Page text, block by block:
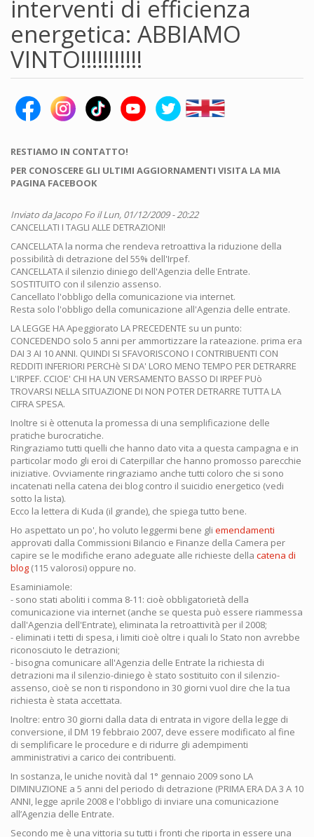
interventi di efficienza
energetica: ABBIAMO
VINTO!!!!!!!!!!!
RESTIAMO IN CONTATTO!
PER CONOSCERE GLI ULTIMI AGGIORNAMENTI VISITA LA MIA
PAGINA FACEBOOK
Inviato daJacopo Fo il Lun, 01/12/2009 - 20:22
CANCELLATI I TAGLI ALLE DETRAZIONI!
CANCELLATA la norma che rendeva retroattiva la riduzione della
possibilità di detrazione del 55% dell'Irpef.
CANCELLATA il silenzio diniego dell'Agenzia delle Entrate.
SOSTITUITO con il silenzio assenso.
Cancellato l'obbligo della comunicazione via internet.
Resta solo l'obbligo della comunicazione all'Agenzia delle entrate.
LA LEGGE HA Apeggiorato LA PRECEDENTE su un punto:
CONCEDENDO solo 5 anni per ammortizzare la rateazione. prima era
DAI 3 AI 10 ANNI. QUINDI SI SFAVORISCONO I CONTRIBUENTI CON
REDDITI INFERIORI PERCHè SI DA' LORO MENO TEMPO PER DETRARRE
L'IRPEF. CCIOE' CHI HA UN VERSAMENTO BASSO DI IRPEF PUò
TROVARSI NELLA SITUAZIONE DI NON POTER DETRARRE TUTTA LA
CIFRA SPESA.
Inoltre si è ottenuta la promessa di una semplificazione delle
pratiche burocratiche.
Ringraziamo tutti quelli che hanno dato vita a questa campagna e in
particolar modo gli eroi di Caterpillar che hanno promosso parecchie
iniziative. Ovviamente ringraziamo anche tutti coloro che si sono
incatenati nella catena dei blog contro il suicidio energetico (vedi
sotto la lista).
Ecco la lettera di Kuda (il grande), che spiega tutto bene.
Ho aspettato un po', ho voluto leggermi bene gli emendamenti
approvati dalla Commissioni Bilancio e Finanze della Camera per
capire se le modifiche erano adeguate alle richieste della catena di
blog (115 valorosi) oppure no.
Esaminiamole:
- sono stati aboliti i comma 8-11: cioè obbligatorietà della
comunicazione via internet (anche se questa può essere riammessa
dall'Agenzia dell'Entrate), eliminata la retroattività per il 2008;
- eliminati i tetti di spesa, i limiti cioè oltre i quali lo Stato non avrebbe
riconosciuto le detrazioni;
- bisogna comunicare all'Agenzia delle Entrate la richiesta di
detrazioni ma il silenzio-diniego è stato sostituito con il silenzio-
assenso, cioè se non ti rispondono in 30 giorni vuol dire che la tua
richiesta è stata accettata.
Inoltre: entro 30 giorni dalla data di entrata in vigore della legge di
conversione, il DM 19 febbraio 2007, deve essere modificato al fine
di semplificare le procedure e di ridurre gli adempimenti
amministrativi a carico dei contribuenti.
In sostanza, le uniche novità dal 1° gennaio 2009 sono LA
DIMINUZIONE a 5 anni del periodo di detrazione (PRIMA ERA DA 3 A 10
ANNI, legge aprile 2008 e l'obbligo di inviare una comunicazione
all’Agenzia delle Entrate.
Secondo me è una vittoria su tutti i fronti che riporta in essere una